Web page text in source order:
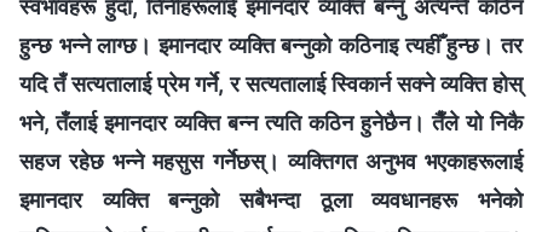
स्वभावहरू हुँदा, तिनीहरूलाई इमानदार व्यक्ति बन्‍नु अत्यन्तै कठिन
हुन्छ भन्ने लाग्छ। इमानदार व्यक्ति बन्नुको कठिनाइ त्यहीँ हुन्छ। तर
यदि तँ सत्यतालाई प्रेम गर्ने, र सत्यतालाई स्विकार्न सक्ने व्यक्ति होस्
भने, तँलाई इमानदार व्यक्ति बन्‍न त्यति कठिन हुनेछैन। तैँले यो निकै
सहज रहेछ भन्‍ने महसुस गर्नेछस्। व्यक्तिगत अनुभव भएकाहरूलाई
इमानदार व्यक्ति बन्‍नुको सबैभन्दा ठूला व्यवधानहरू भनेको